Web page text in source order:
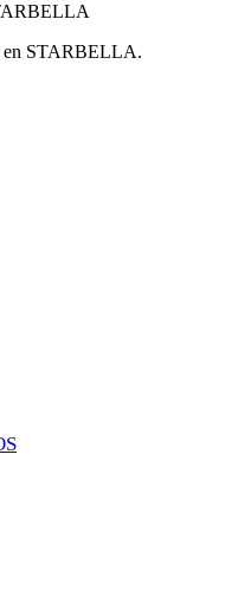
en STARBELLA.